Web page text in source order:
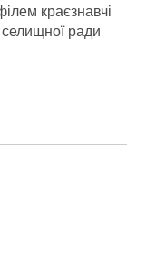
краєзнавчі
селищної ради